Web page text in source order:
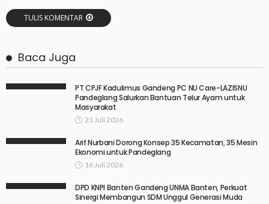
TULIS KOMENTAR
Baca Juga
PT CPJF Kadulimus Gandeng PC NU Care-LAZISNU
Pandeglang Salurkan Bantuan Telur Ayam untuk
Masyarakat
21 Juli 2026
Arif Nurbani Dorong Konsep 35 Kecamatan, 35 Mesin
Ekonomi untuk Pandeglang
16 Juli 2026
DPD KNPI Banten Gandeng UNMA Banten, Perkuat
Sinergi Membangun SDM Unggul Generasi Muda